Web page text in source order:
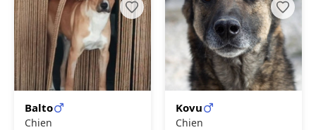
Balto
Chien
Kovu
Chien